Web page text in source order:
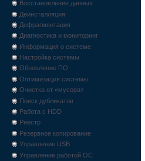
Восстановление данных
Деинсталляция
Дефрагментация
Диагностика и мониторинг
Информация о системе
Настройка системы
Обновление ПО
Оптимизация системы
Очистка от «мусора»
Поиск дубликатов
Работа с HDD
Реестр
Резервное копирование
Управление USB
Управление работой ОС